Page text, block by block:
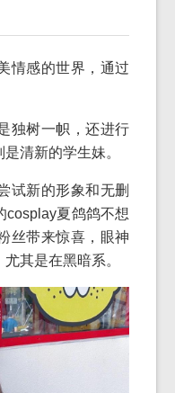
情感的世界，通过
独树一帜，还进行
清新的学生妹。
试新的形象和无删
cosplay夏鸽鸽不想
丝带来惊喜，眼神
其是在黑暗系。